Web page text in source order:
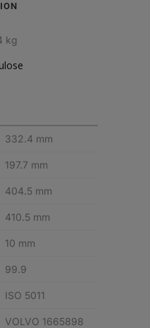
kg
332.4 mm
197.7 mm
404.5 mm
410.5 mm
10 mm
99.9
ISO 5011
VOLVO 1665898